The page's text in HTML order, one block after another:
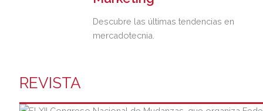
Descubre las últimas tendencias en
mercadotecnia.
REVISTA